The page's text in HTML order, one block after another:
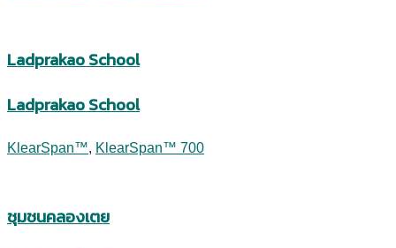
Ladprakao School
Ladprakao School
KlearSpan™, KlearSpan™ 700
ชุมชนคลองเตย